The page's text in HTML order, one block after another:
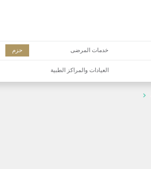
خدمات المرضى حزم
العيادات والمراكز الطبية